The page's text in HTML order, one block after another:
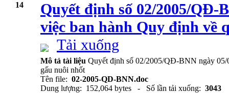
14
Quyết định số 02/2005/QĐ-
việc ban hành Quy định về
Tải xuống
Mô tả tài liệu Quyết định số 02/2005/QĐ-BNN ngày
gấu nuôi nhốt
Tên file: 02-2005-QD-BNN.doc
Dung lượng: 152,064 bytes - Số lần tải xuống: 3043